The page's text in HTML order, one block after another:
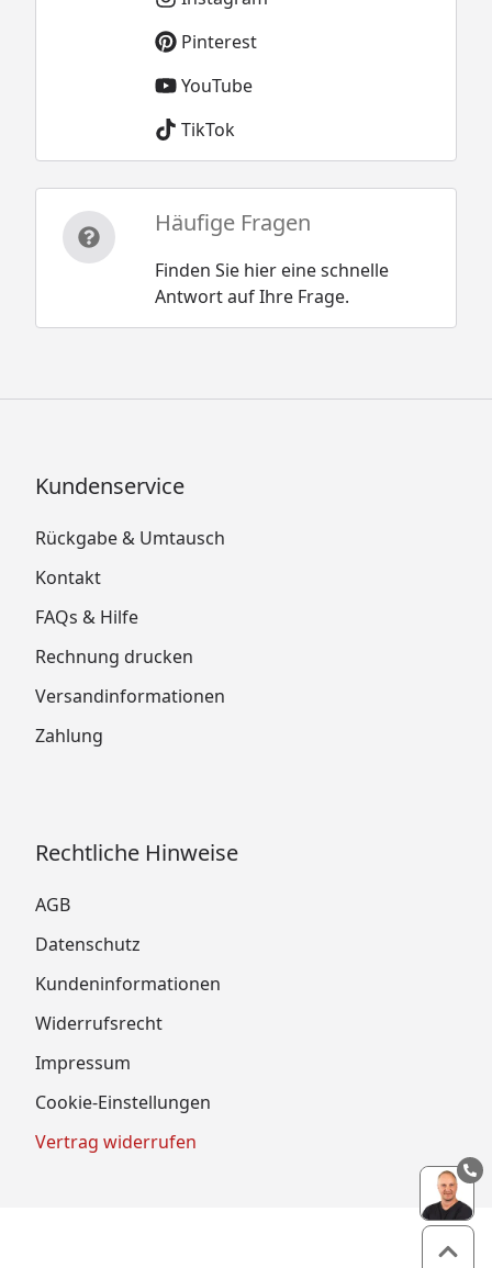
Pinterest
YouTube
TikTok
Häufige Fragen
Finden Sie hier eine schnelle
Antwort auf Ihre Frage.
Kundenservice
Rückgabe & Umtausch
Kontakt
FAQs & Hilfe
Rechnung drucken
Versandinformationen
Zahlung
Rechtliche Hinweise
AGB
Datenschutz
Kundeninformationen
Widerrufsrecht
Impressum
Cookie-Einstellungen
Vertrag widerrufen